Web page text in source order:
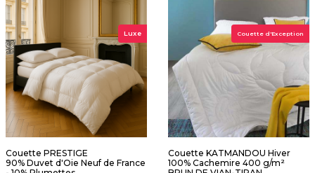
Luxe
Couette PRESTIGE
90% Duvet d'Oie Neuf de France
Couette d'Exception
Couette KATMANDOU Hiver
100% Cachemire 400 g/m²